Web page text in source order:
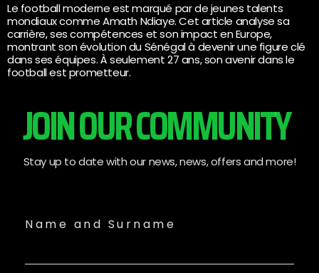
Le football moderne est marqué par de jeunes talents
mondiaux comme Amath Ndiaye. Cet article analyse sa
carrière, ses compétences et son impact en Europe,
montrant son évolution du Sénégal à devenir une figure clé
dans ses équipes. À seulement 27 ans, son avenir dans le
football est prometteur.
JOIN OUR COMMUNITY
Stay up to date with our news, news, offers and more!
Name and Surname